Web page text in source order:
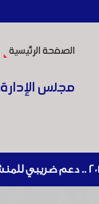
الصفحة الرئيسية
مجلس الإدارة